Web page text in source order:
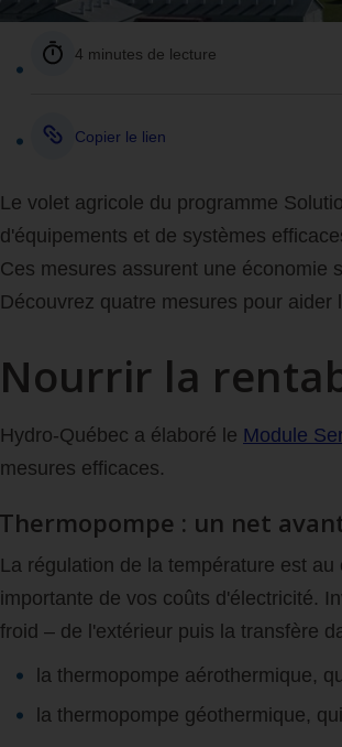
4 minutes de lecture
Copier le lien
Le volet agricole du programme
d'équipements et de systèmes
Ces mesures assurent une économie
Découvrez quatre mesures pour
Nourrir la
Hydro‑Québec a élaboré le Module
mesures efficaces.
Thermopompe : un net
La régulation de la température est
importante de vos coûts d'électricité.
froid – de l'extérieur puis la transfère
la thermopompe aérothermique,
la thermopompe géothermique,